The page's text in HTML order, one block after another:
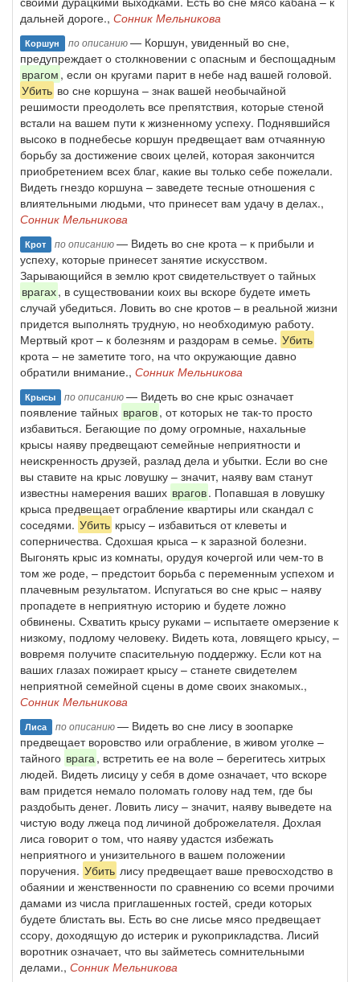
дальней дороге., Сонник Мельникова
Коршун по описанию— Коршун, увиденный во сне,
предупреждает о столкновении с опасным и беспощадным
врагом , если он кругами парит в небе над вашей головой.
Убить во сне коршуна – знак вашей необычайной
решимости преодолеть все препятствия, которые стеной
встали на вашем пути к жизненному успеху. Поднявшийся
высоко в поднебесье коршун предвещает вам отчаянную
борьбу за достижение своих целей, которая закончится
приобретением всех благ, какие вы только себе пожелали.
Видеть гнездо коршуна – заведете тесные отношения с
влиятельными людьми, что принесет вам удачу в делах.,
Сонник Мельникова
Крот по описанию— Видеть во сне крота – к прибыли и
успеху, которые принесет занятие искусством.
Зарывающийся в землю крот свидетельствует о тайных
врагах, в существовании коих вы вскоре будете иметь
случай убедиться. Ловить во сне кротов – в реальной жизни
придется выполнять трудную, но необходимую работу.
Мертвый крот – к болезням и раздорам в семье. Убить
крота – не заметите того, на что окружающие давно
обратили внимание., Сонник Мельникова
Крысы по описанию— Видеть во сне крыс означает
появление тайных врагов, от которых не так-то просто
избавиться. Бегающие по дому огромные, нахальные
крысы наяву предвещают семейные неприятности и
неискренность друзей, разлад дела и убытки. Если во сне
вы ставите на крыс ловушку – значит, наяву вам станут
известны намерения ваших врагов. Попавшая в ловушку
крыса предвещает ограбление квартиры или скандал с
соседями. Убить крысу – избавиться от клеветы и
соперничества. Сдохшая крыса – к заразной болезни.
Выгонять крыс из комнаты, орудуя кочергой или чем-то в
том же роде, – предстоит борьба с переменным успехом и
плачевным результатом. Испугаться во сне крыс – наяву
пропадете в неприятную историю и будете ложно
обвинены. Схватить крысу руками – испытаете омерзение к
низкому, подлому человеку. Видеть кота, ловящего крысу, –
вовремя получите спасительную поддержку. Если кот на
ваших глазах пожирает крысу – станете свидетелем
неприятной семейной сцены в доме своих знакомых.,
Сонник Мельникова
Лиса по описанию— Видеть во сне лису в зоопарке
предвещает воровство или ограбление, в живом уголке –
тайного врага, встретить ее на воле – берегитесь хитрых
людей. Видеть лисицу у себя в доме означает, что вскоре
вам придется немало поломать голову над тем, где бы
раздобыть денег. Ловить лису – значит, наяву выведете на
чистую воду лжеца под личиной доброжелателя. Дохлая
лиса говорит о том, что наяву удастся избежать
неприятного и унизительного в вашем положении
поручения. Убить лису предвещает ваше превосходство в
обаянии и женственности по сравнению со всеми прочими
дамами из числа приглашенных гостей, среди которых
будете блистать вы. Есть во сне лисье мясо предвещает
ссору, доходящую до истерик и рукоприкладства. Лисий
воротник означает, что вы займетесь сомнительными
делами., Сонник Мельникова